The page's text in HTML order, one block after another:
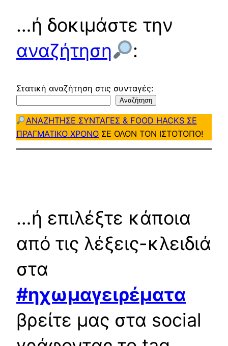
…ή δοκιμάστε την
αναζήτηση
:
Στατική αναζήτηση στις συνταγές:
Αναζήτηση
ΑΝΑΖΗΤΗΣΕ ΣΥΝΤΑΓΕΣ & FOOD HACKS ΣΕ
ΠΡΑΓΜΑΤΙΚΟ ΧΡΟΝΟ ΣΕ ΟΛΟΝ ΤΟΝ ΙΣΤΟΤΟΠΟ!
…ή επιλέξτε κάποια
από τις λέξεις-κλειδιά
στα
#ηχωμαγειρέματα
βρείτε μας στα social